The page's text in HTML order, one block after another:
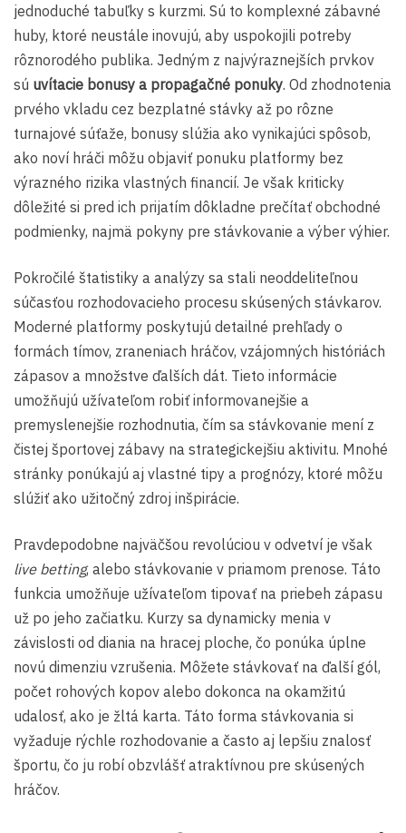
jednoduché tabuľky s kurzmi. Sú to komplexné zábavné
huby, ktoré neustále inovujú, aby uspokojili potreby
rôznorodého publika. Jedným z najvýraznejších prvkov
sú uvítacie bonusy a propagačné ponuky. Od zhodnotenia
prvého vkladu cez bezplatné stávky až po rôzne
turnajové súťaže, bonusy slúžia ako vynikajúci spôsob,
ako noví hráči môžu objaviť ponuku platformy bez
výrazného rizika vlastných financií. Je však kriticky
dôležité si pred ich prijatím dôkladne prečítať obchodné
podmienky, najmä pokyny pre stávkovanie a výber výhier.
Pokročilé štatistiky a analýzy sa stali neoddeliteľnou
súčasťou rozhodovacieho procesu skúsených stávkarov.
Moderné platformy poskytujú detailné prehľady o
formách tímov, zraneniach hráčov, vzájomných históriách
zápasov a množstve ďalších dát. Tieto informácie
umožňujú užívateľom robiť informovanejšie a
premyslenejšie rozhodnutia, čím sa stávkovanie mení z
čistej športovej zábavy na strategickejšiu aktivitu. Mnohé
stránky ponúkajú aj vlastné tipy a prognózy, ktoré môžu
slúžiť ako užitočný zdroj inšpirácie.
Pravdepodobne najväčšou revolúciou v odvetví je však
live betting, alebo stávkovanie v priamom prenose. Táto
funkcia umožňuje užívateľom tipovať na priebeh zápasu
už po jeho začiatku. Kurzy sa dynamicky menia v
závislosti od diania na hracej ploche, čo ponúka úplne
novú dimenziu vzrušenia. Môžete stávkovať na ďalší gól,
počet rohových kopov alebo dokonca na okamžitú
udalosť, ako je žltá karta. Táto forma stávkovania si
vyžaduje rýchle rozhodovanie a často aj lepšiu znalosť
športu, čo ju robí obzvlášť atraktívnou pre skúsených
hráčov.